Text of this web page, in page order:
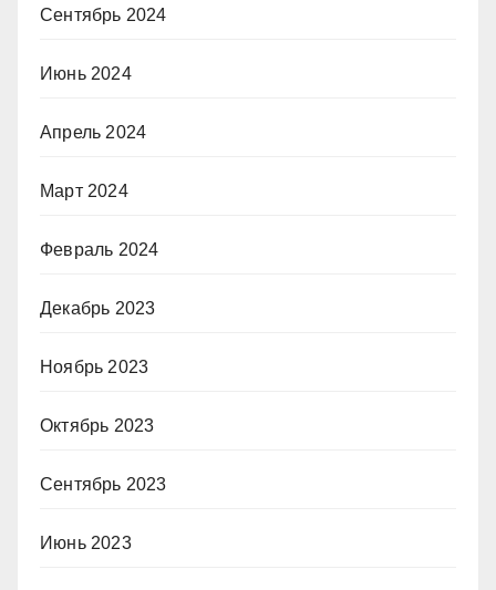
Сентябрь 2024
Июнь 2024
Апрель 2024
Март 2024
Февраль 2024
Декабрь 2023
Ноябрь 2023
Октябрь 2023
Сентябрь 2023
Июнь 2023